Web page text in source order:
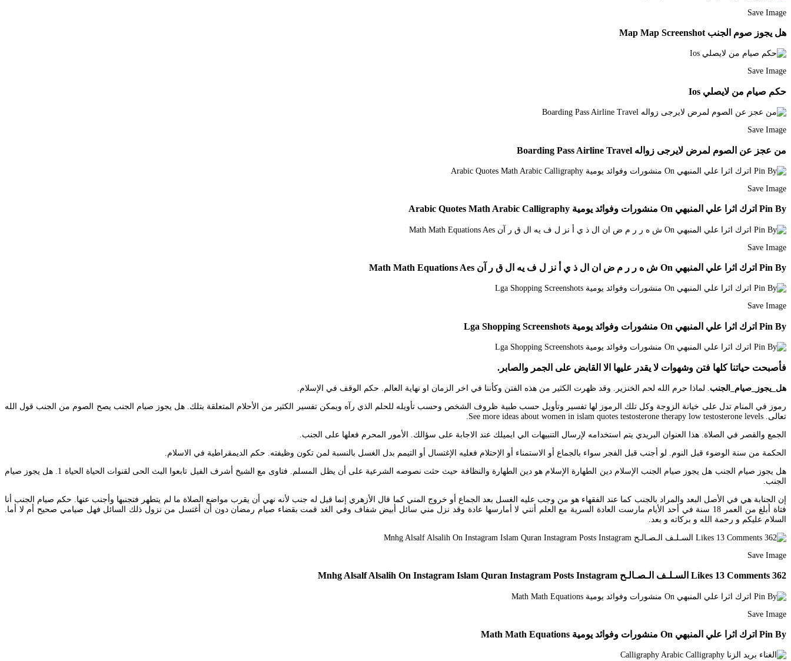
Save Image
هل يجوز صوم الجنب Map Map Screenshot
Save Image
حكم صيام من لايصلي Ios
Save Image
من عجز عن الصوم لمرض لايرجى زواله Boarding Pass Airline Travel
Save Image
Pin By اترك اثرا علي المنبهي On منشورات وفوائد يومية Arabic Quotes Math Arabic Calligraphy
Save Image
Pin By اترك اثرا علي المنبهي On ش ه ر ر م ض ان ال ذ ي أ نز ل ف يه ال ق ر آن Math Math Equations Aes
Save Image
Pin By اترك اثرا علي المنبهي On منشورات وفوائد يومية Lga Shopping Screenshots
فأصبحت حياتنا كلها فتن وشهوات لا يقدر عليها الا القابض على الجمر والصابر.
هل_يجوز_صيام_الجنب . لماذا حرم الله لحم الخنزير. وقد ظهرت الكثير من هذه الفتن وكأننا في اخر الزمان او نهاية العالم. حكم الوقف في الإسلام.
رموز في المنام تدل على خيانة الزوجة وكل تلك الرموز لها تفسير وتأويل حسب طبية ظروف الشخص وحسب تأويله للحلم الذي رآه ويمكن تفسير الكثير من الأحلام المتعلقة بتلك. هل يجوز صيام الجنب يصح الصوم من الجنب قول الله
تعالى. See more ideas about women in islam quotes testosterone therapy low testosterone levels.
الجمع والقصر في الصلاة. هذا العنوان البريدي يتم استخدامه لإرسال التنبيهات الي ايميلك عند الاجابة على سؤالك. الأمور المحرم فعلها على الجنب.
الحكمة من سنة الوضوء قبل النوم. لو أجنب قبل الفجر سواء بالجماع أو الاستمناء أو الإحتلام فعليه الإغتسال أو التيمم بدل الغسل بالنسبة لمن تكون وظيفته. حكم الديمقراطية في الاسلام.
هل يجوز صيام الجنب هل يجوز صيام الجنب الإسلام دين الطهارة الإسلام هو دين الطهارة والنظافة حيث حثت نصوصه الشرعية على أن يظل المسلم. فتاوى مع الشيخ أشرف الفيل تابعوا البث الحى لقنوات الحياة الحياة 1. هل يجوز صيام
الجنب.
إن الجنابة هي في الأصل البعد والمراد بالجنب كما عند الفقهاء هو من وجب عليه الغسل بعد الجماع أو خروج المني كما قال الأزهري إنما قيل له جنب لأنه نهي أن يقرب مواضع الصلاة ما لم يتطهر فتجنبها وأجنب عنها. حكم صيام الجنب أنا
فتاة أبلغ من العمر 18 سنة في أحد الأيام مارست العادة السرية مع العلم أنني لا أمارسها عادة وقد نزل مني سائل أبيض شفاف وفي الغد قمت بقضاء صيام رمضان دون أن أغتسل من نزول ذلك السائل فهل صيامي صحيح أم لا أما.
السلام عليكم و رحمة الله و بركاته و بعد.
Save Image
362 Likes 13 Comments السـلـف الـصـالـح Mnhg Alsalf Alsalih On Instagram Islam Quran Instagram Posts Instagram
Save Image
Pin By اترك اثرا علي المنبهي On منشورات وفوائد يومية Math Math Equations